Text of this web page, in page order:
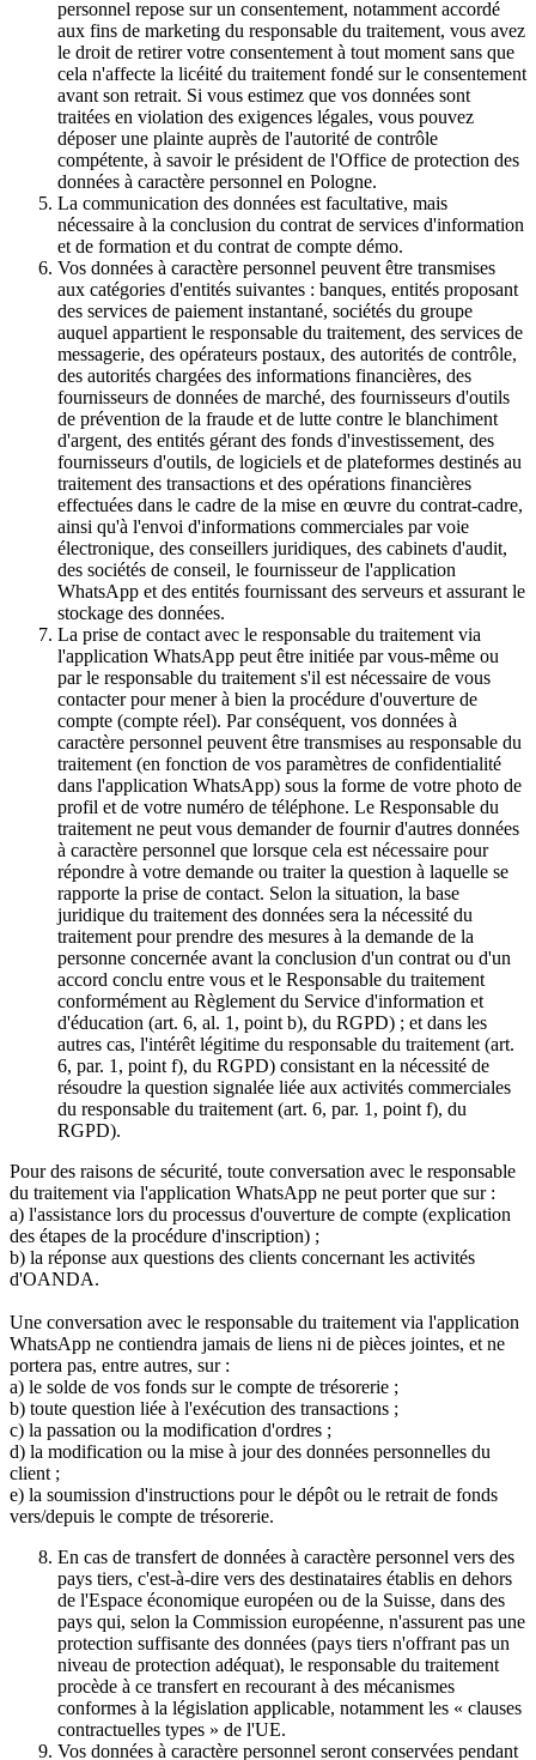
personnel repose sur un consentement, notamment accordé
aux fins de marketing du responsable du traitement, vous avez
le droit de retirer votre consentement à tout moment sans que
cela n'affecte la licéité du traitement fondé sur le consentement
avant son retrait. Si vous estimez que vos données sont
traitées en violation des exigences légales, vous pouvez
déposer une plainte auprès de l'autorité de contrôle
compétente, à savoir le président de l'Office de protection des
données à caractère personnel en Pologne.
La communication des données est facultative, mais
nécessaire à la conclusion du contrat de services d'information
et de formation et du contrat de compte démo.
Vos données à caractère personnel peuvent être transmises
aux catégories d'entités suivantes : banques, entités proposant
des services de paiement instantané, sociétés du groupe
auquel appartient le responsable du traitement, des services de
messagerie, des opérateurs postaux, des autorités de contrôle,
des autorités chargées des informations financières, des
fournisseurs de données de marché, des fournisseurs d'outils
de prévention de la fraude et de lutte contre le blanchiment
d'argent, des entités gérant des fonds d'investissement, des
fournisseurs d'outils, de logiciels et de plateformes destinés au
traitement des transactions et des opérations financières
effectuées dans le cadre de la mise en œuvre du contrat-cadre,
ainsi qu'à l'envoi d'informations commerciales par voie
électronique, des conseillers juridiques, des cabinets d'audit,
des sociétés de conseil, le fournisseur de l'application
WhatsApp et des entités fournissant des serveurs et assurant le
stockage des données.
La prise de contact avec le responsable du traitement via
l'application WhatsApp peut être initiée par vous-même ou
par le responsable du traitement s'il est nécessaire de vous
contacter pour mener à bien la procédure d'ouverture de
compte (compte réel). Par conséquent, vos données à
caractère personnel peuvent être transmises au responsable du
traitement (en fonction de vos paramètres de confidentialité
dans l'application WhatsApp) sous la forme de votre photo de
profil et de votre numéro de téléphone. Le Responsable du
traitement ne peut vous demander de fournir d'autres données
à caractère personnel que lorsque cela est nécessaire pour
répondre à votre demande ou traiter la question à laquelle se
rapporte la prise de contact. Selon la situation, la base
juridique du traitement des données sera la nécessité du
traitement pour prendre des mesures à la demande de la
personne concernée avant la conclusion d'un contrat ou d'un
accord conclu entre vous et le Responsable du traitement
conformément au Règlement du Service d'information et
d'éducation (art. 6, al. 1, point b), du RGPD) ; et dans les
autres cas, l'intérêt légitime du responsable du traitement (art.
6, par. 1, point f), du RGPD) consistant en la nécessité de
résoudre la question signalée liée aux activités commerciales
du responsable du traitement (art. 6, par. 1, point f), du
RGPD).
Pour des raisons de sécurité, toute conversation avec le responsable
du traitement via l'application WhatsApp ne peut porter que sur :
a) l'assistance lors du processus d'ouverture de compte (explication
des étapes de la procédure d'inscription) ;
b) la réponse aux questions des clients concernant les activités
d'OANDA.
Une conversation avec le responsable du traitement via l'application
WhatsApp ne contiendra jamais de liens ni de pièces jointes, et ne
portera pas, entre autres, sur :
a) le solde de vos fonds sur le compte de trésorerie ;
b) toute question liée à l'exécution des transactions ;
c) la passation ou la modification d'ordres ;
d) la modification ou la mise à jour des données personnelles du
client ;
e) la soumission d'instructions pour le dépôt ou le retrait de fonds
vers/depuis le compte de trésorerie.
En cas de transfert de données à caractère personnel vers des
pays tiers, c'est-à-dire vers des destinataires établis en dehors
de l'Espace économique européen ou de la Suisse, dans des
pays qui, selon la Commission européenne, n'assurent pas une
protection suffisante des données (pays tiers n'offrant pas un
niveau de protection adéquat), le responsable du traitement
procède à ce transfert en recourant à des mécanismes
conformes à la législation applicable, notamment les « clauses
contractuelles types » de l'UE.
Vos données à caractère personnel seront conservées pendant